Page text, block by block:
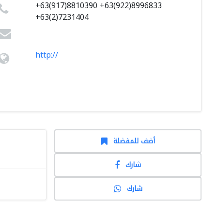
+63(917)8810390 +63(922)8996833
+63(2)7231404
http://
أضف للمفضلة
شارك
شارك